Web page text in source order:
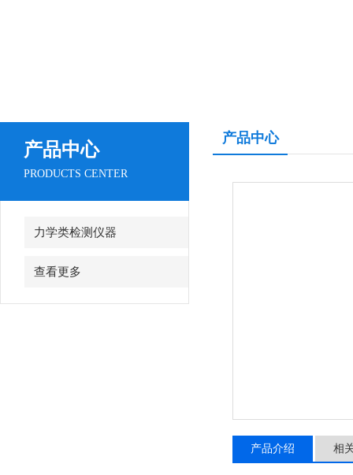
产品中心
PRODUCTS CENTER
力学类检测仪器
查看更多
产品中心
产品介绍 相